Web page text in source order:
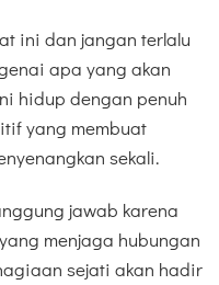
ini dan jangan terlalu
apa yang akan
hidup dengan penuh
yang membuat
sekali.
jawab karena
menjaga hubungan
sejati akan hadir